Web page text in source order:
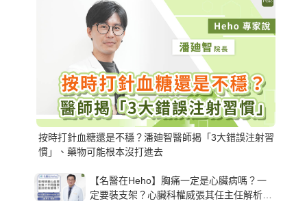
按時打針血糖還是不穩？潘廸智醫師揭「3大錯誤注射習
慣」、藥物可能根本沒打進去
【名醫在Heho】胸痛一定是心臟病嗎？一
定要裝支架？心臟科權威張其任主任解析支